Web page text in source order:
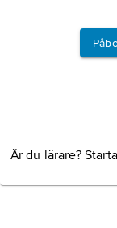
Är du lärare?